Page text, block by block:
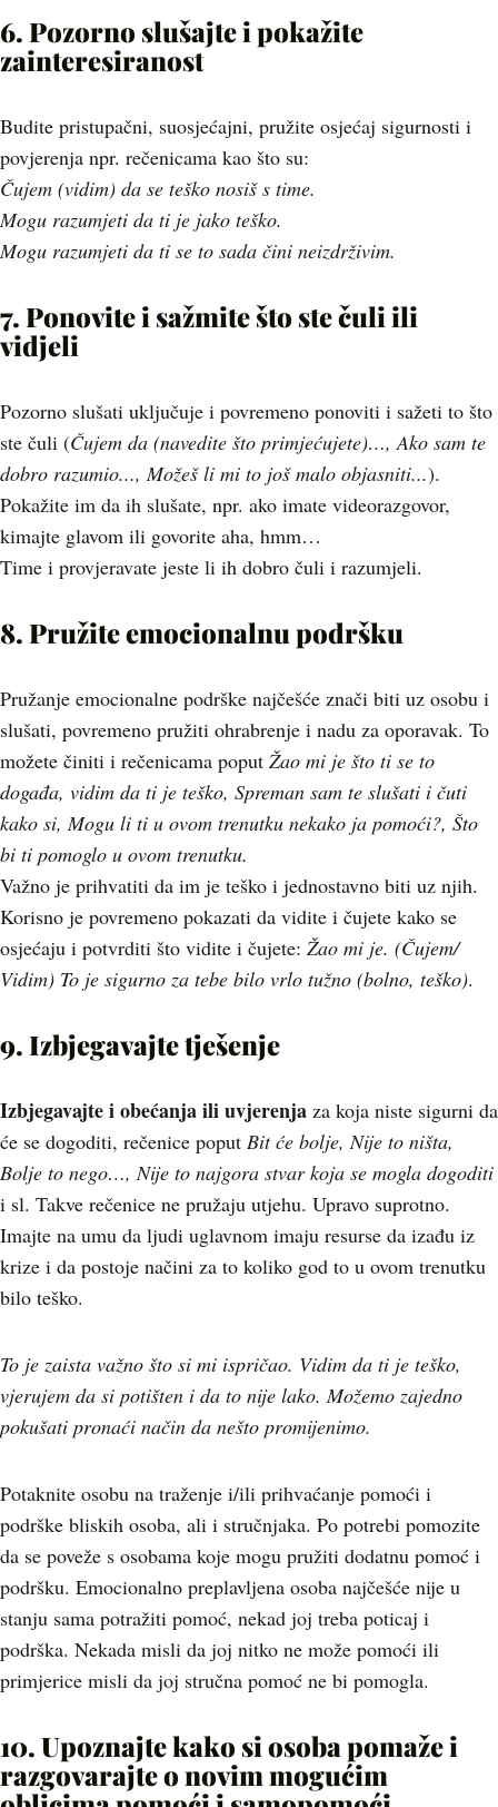
6. Pozorno slušajte i pokažite
zainteresiranost
Budite pristupačni, suosjećajni, pružite osjećaj sigurnosti i
povjerenja npr. rečenicama kao što su:
Čujem (vidim) da se teško nosiš s time.
Mogu razumjeti da ti je jako teško.
Mogu razumjeti da ti se to sada čini neizdrživim.
7. Ponovite i sažmite što ste čuli ili
vidjeli
Pozorno slušati uključuje i povremeno ponoviti i sažeti to što
ste čuli (Čujem da (navedite što primjećujete)…, Ako sam te
dobro razumio..., Možeš li mi to još malo objasniti...).
Pokažite im da ih slušate, npr. ako imate videorazgovor,
kimajte glavom ili govorite aha, hmm…
Time i provjeravate jeste li ih dobro čuli i razumjeli.
8. Pružite emocionalnu podršku
Pružanje emocionalne podrške najčešće znači biti uz osobu i
slušati, povremeno pružiti ohrabrenje i nadu za oporavak. To
možete činiti i rečenicama poput Žao mi je što ti se to
događa, vidim da ti je teško, Spreman sam te slušati i čuti
kako si, Mogu li ti u ovom trenutku nekako ja pomoći?, Što
bi ti pomoglo u ovom trenutku.
Važno je prihvatiti da im je teško i jednostavno biti uz njih.
Korisno je povremeno pokazati da vidite i čujete kako se
osjećaju i potvrditi što vidite i čujete: Žao mi je. (Čujem/
Vidim) To je sigurno za tebe bilo vrlo tužno (bolno, teško).
9. Izbjegavajte tješenje
Izbjegavajte i obećanja ili uvjerenja za koja niste sigurni da
će se dogoditi, rečenice poput Bit će bolje, Nije to ništa,
Bolje to nego…, Nije to najgora stvar koja se mogla dogoditi
i sl. Takve rečenice ne pružaju utjehu. Upravo suprotno.
Imajte na umu da ljudi uglavnom imaju resurse da izađu iz
krize i da postoje načini za to koliko god to u ovom trenutku
bilo teško.
To je zaista važno što si mi ispričao. Vidim da ti je teško,
vjerujem da si potišten i da to nije lako. Možemo zajedno
pokušati pronaći način da nešto promijenimo.
Potaknite osobu na traženje i/ili prihvaćanje pomoći i
podrške bliskih osoba, ali i stručnjaka. Po potrebi pomozite
da se poveže s osobama koje mogu pružiti dodatnu pomoć i
podršku. Emocionalno preplavljena osoba najčešće nije u
stanju sama potražiti pomoć, nekad joj treba poticaj i
podrška. Nekada misli da joj nitko ne može pomoći ili
primjerice misli da joj stručna pomoć ne bi pomogla.
10. Upoznajte kako si osoba pomaže i
razgovarajte o novim mogućim